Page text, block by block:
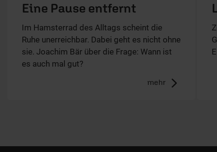
Eine Pause entfernt
Im Hamsterrad des Alltags scheint die
Ruhe unerreichbar. Dabei geht es nicht ohne
sie. Joachim Bär über die Frage: Wann ist
es auch mal gut?
mehr